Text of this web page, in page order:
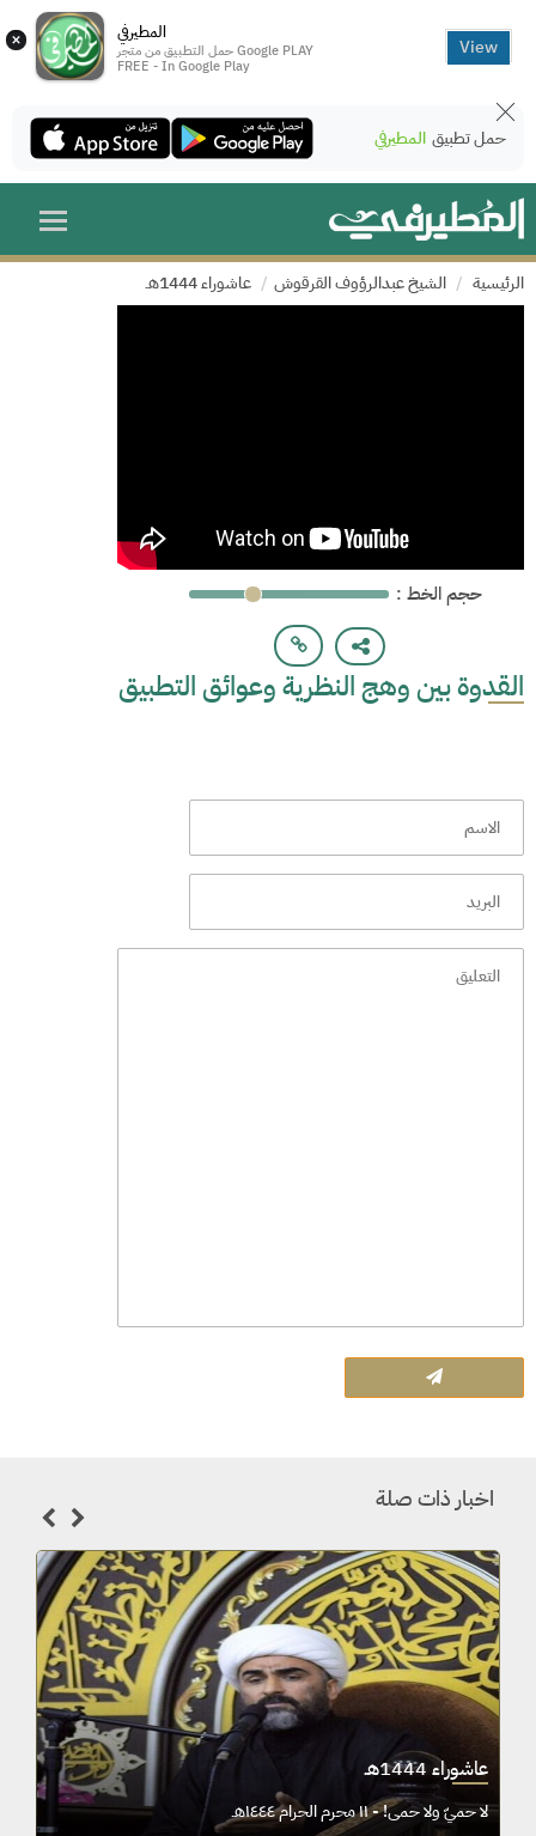
× المطيرفي
حمل التطبيق من متجر Google PLAY
FREE - In Google Play
View
حمل تطبيق المطيرفي
الرئيسية الشيخ عبدالرؤوف القرقوش عاشوراء 1444هـ
: حجم الخط
القدوة بين وهج النظرية وعوائق التطبيق
اخبار ذات صلة
عاشوراء 1444هـ
لا حميّ ولا حمى! - ١١ محرم الحرام ١٤٤٤هـ